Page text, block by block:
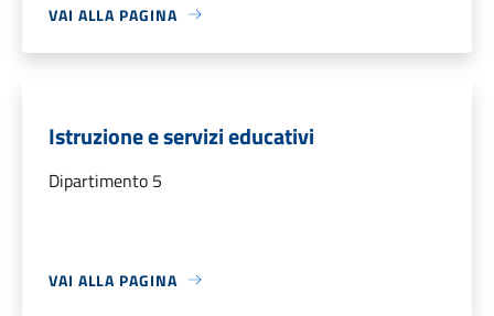
VAI ALLA PAGINA
Istruzione e servizi educativi
Dipartimento 5
VAI ALLA PAGINA